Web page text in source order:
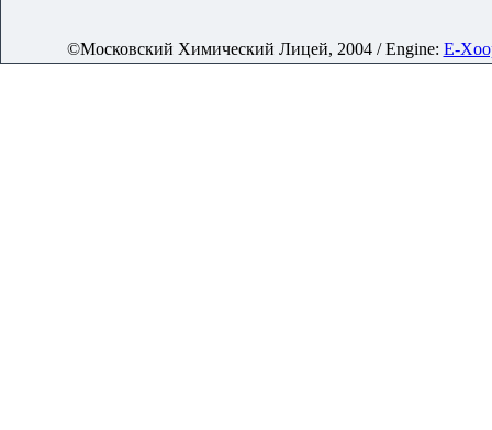
©Московский Химический Лицей, 2004 / Engine: E-